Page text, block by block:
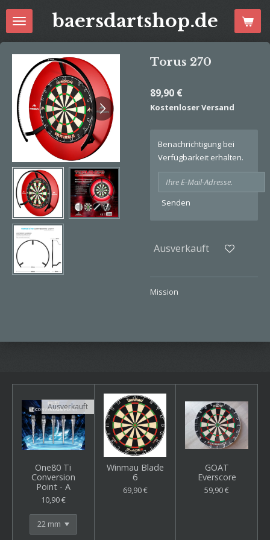
Zum
Hauptinhalt
baersdartshop.de
Torus 270
89,90 €
Kostenloser Versand
Benachrichtigung bei
Verfügbarkeit erhalten.
Senden
Ausverkauft
Mission
Ausverkauft
One80 Ti
Conversion
Point - A
10,90 €
Winmau Blade
6
69,90 €
GOAT
Everscore
59,90 €